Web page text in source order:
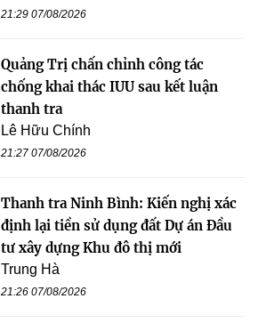
21:29 07/08/2026
Quảng Trị chấn chỉnh công tác
chống khai thác IUU sau kết luận
thanh tra
Lê Hữu Chính
21:27 07/08/2026
Thanh tra Ninh Bình: Kiến nghị xác
định lại tiền sử dụng đất Dự án Đầu
tư xây dựng Khu đô thị mới
Trung Hà
21:26 07/08/2026